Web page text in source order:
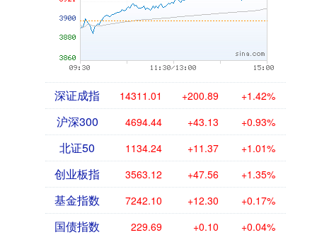
深证成指 14311.01 +200.89 +1.42%
沪深300 4694.44 +43.13 +0.93%
北证50 1134.24 +11.37 +1.01%
创业板指 3563.12 +47.56 +1.35%
基金指数 7242.10 +12.30 +0.17%
国债指数 229.69 +0.10 +0.04%